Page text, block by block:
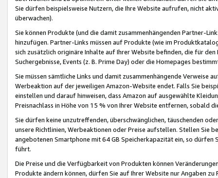
Sie dürfen beispielsweise Nutzern, die Ihre Website aufrufen, nicht
überwachen).
Sie können Produkte (und die damit zusammenhängenden Partner-
hinzufügen. Partner-Links müssen auf Produkte (wie im
sich zusätzlich originäre Inhalte auf Ihrer Website befinden, die für
Suchergebnisse, Events (z. B. Prime Day) oder die Homepages
Sie müssen sämtliche Links und damit zusammenhängende
Werbeaktion auf der jeweiligen Amazon-Website endet. Falls Sie
einstellen und darauf hinweisen, dass Amazon auf ausgewählte
Preisnachlass in Höhe von 15 % von Ihrer Website entfernen, sobald
Sie dürfen keine unzutreffenden, überschwänglichen, täuschenden
unsere Richtlinien, Werbeaktionen oder Preise aufstellen. Stellen Sie
angebotenen Smartphone mit 64 GB Speicherkapazität ein, so dürfen
führt.
Die Preise und die Verfügbarkeit von Produkten können
Produkte ändern können, dürfen Sie auf Ihrer Website nur Angaben